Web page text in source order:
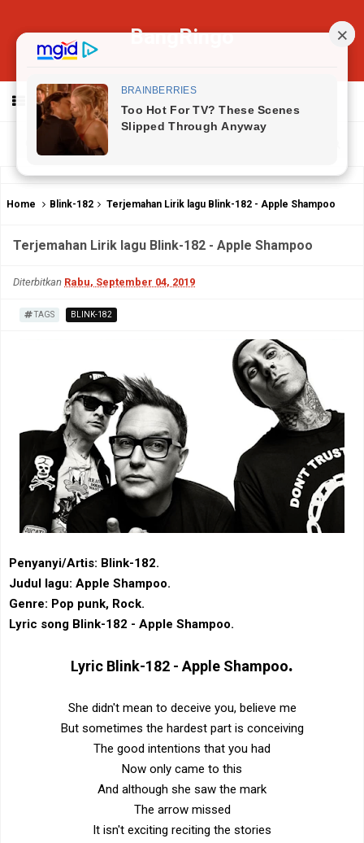
BangRingo
MENU
Home Blink-182 Terjemahan Lirik lagu Blink-182 - Apple Shampoo
Terjemahan Lirik lagu Blink-182 - Apple Shampoo
Diterbitkan Rabu, September 04, 2019
TAGS BLINK-182
Penyanyi/Artis: Blink-182.
Judul lagu: Apple Shampoo.
Genre: Pop punk, Rock.
Lyric song Blink-182 - Apple Shampoo.
Lyric Blink-182 - Apple Shampoo.
She didn't mean to deceive you, believe me
But sometimes the hardest part is conceiving
The good intentions that you had
Now only came to this
And although she saw the mark
The arrow missed
It isn't exciting reciting the stories